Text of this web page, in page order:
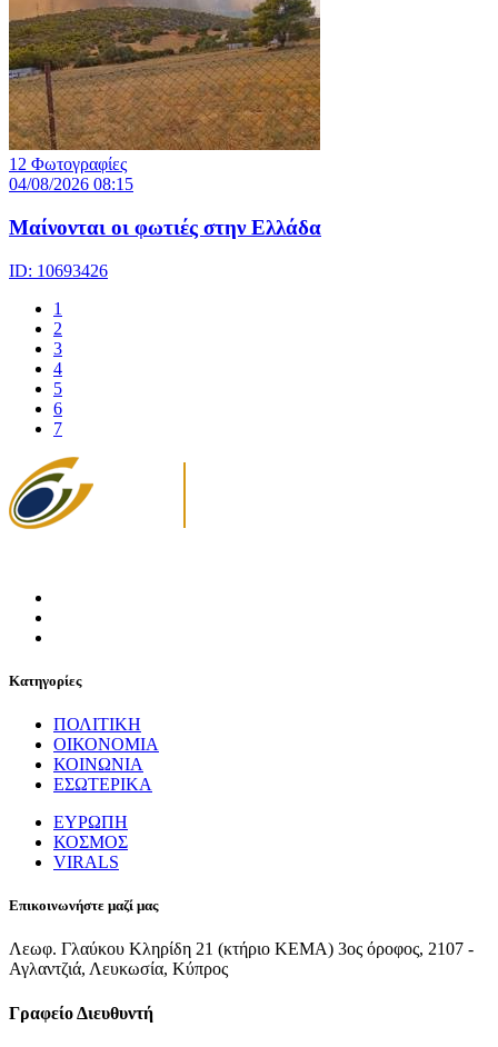
12 Φωτογραφίες
04/08/2026 08:15
Μαίνονται οι φωτιές στην Ελλάδα
ID: 10693426
1
2
3
4
5
6
7
Κατηγορίες
ΠΟΛΙΤΙΚΗ
ΟΙΚΟΝΟΜΙΑ
ΚΟΙΝΩΝΙΑ
ΕΣΩΤΕΡΙΚΑ
ΕΥΡΩΠΗ
ΚΟΣΜΟΣ
VIRALS
Επικοινωνήστε μαζί μας
Λεωφ. Γλαύκου Κληρίδη 21 (κτήριο ΚΕΜΑ) 3ος όροφος, 2107 -
Αγλαντζιά, Λευκωσία, Κύπρος
Γραφείο Διευθυντή